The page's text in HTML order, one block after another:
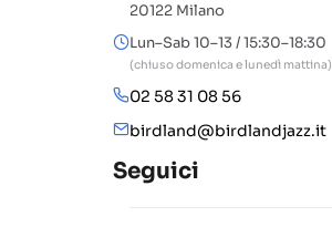
20122 Milano
Lun–Sab 10–13 / 15:30–18:30
(chiuso domenica e lunedì mattina)
02 58 31 08 56
birdland@birdlandjazz.it
Seguici